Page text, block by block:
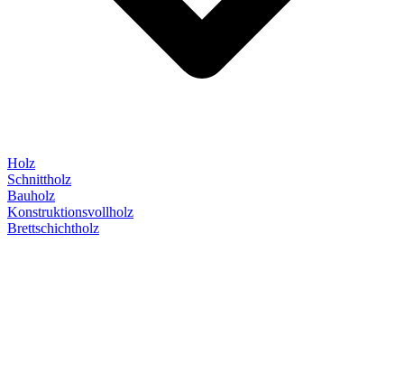
Holz
Schnittholz
Bauholz
Konstruktionsvollholz
Brettschichtholz